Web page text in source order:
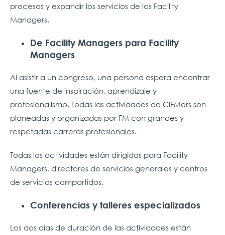
procesos y expandir los servicios de los Facility
Managers.
De Facility Managers para Facility
Managers
Al asistir a un congreso, una persona espera encontrar
una fuente de inspiración, aprendizaje y
profesionalismo. Todas las actividades de CIFMers son
planeadas y organizadas por FM con grandes y
respetadas carreras profesionales.
Todas las actividades están dirigidas para Facility
Managers, directores de servicios generales y centros
de servicios compartidos.
Conferencias y talleres especializados
Los dos días de duración de las actividades están